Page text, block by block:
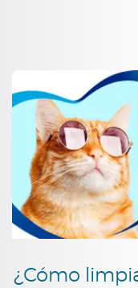
¿Cómo
Conoce las
inspiran para
cuidar.
Descubre